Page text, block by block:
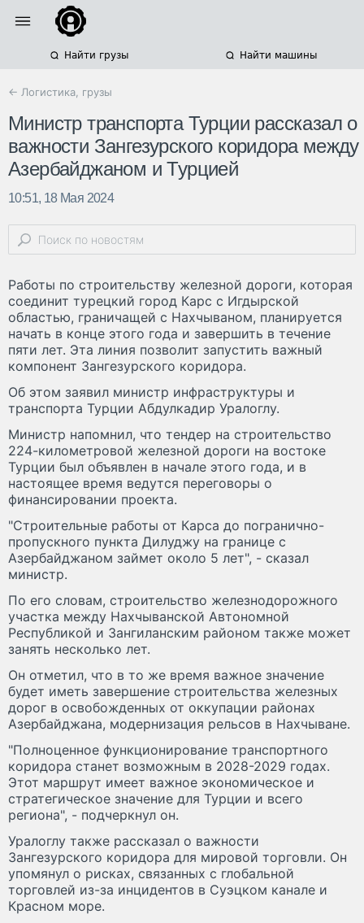
Найти грузы Найти машины
← Логистика, грузы
Министр транспорта Турции рассказал о
важности Зангезурского коридора между
Азербайджаном и Турцией
10:51, 18 Мая 2024
Работы по строительству железной дороги, которая
соединит турецкий город Карс с Игдырской
областью, граничащей с Нахчываном, планируется
начать в конце этого года и завершить в течение
пяти лет. Эта линия позволит запустить важный
компонент Зангезурского коридора.
Об этом заявил министр инфраструктуры и
транспорта Турции Абдулкадир Уралоглу.
Министр напомнил, что тендер на строительство
224-километровой железной дороги на востоке
Турции был объявлен в начале этого года, и в
настоящее время ведутся переговоры о
финансировании проекта.
"Строительные работы от Карса до погранично-
пропускного пункта Дилуджу на границе с
Азербайджаном займет около 5 лет", - сказал
министр.
По его словам, строительство железнодорожного
участка между Нахчыванской Автономной
Республикой и Зангиланским районом также может
занять несколько лет.
Он отметил, что в то же время важное значение
будет иметь завершение строительства железных
дорог в освобожденных от оккупации районах
Азербайджана, модернизация рельсов в Нахчыване.
"Полноценное функционирование транспортного
коридора станет возможным в 2028-2029 годах.
Этот маршрут имеет важное экономическое и
стратегическое значение для Турции и всего
региона", - подчеркнул он.
Уралоглу также рассказал о важности
Зангезурского коридора для мировой торговли. Он
упомянул о рисках, связанных с глобальной
торговлей из-за инцидентов в Суэцком канале и
Красном море.